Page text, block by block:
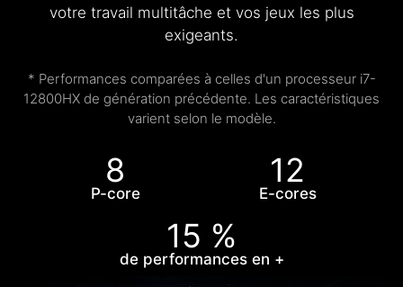
votre travail multitâche et vos jeux les plus
exigeants.
* Performances comparées à celles d'un processeur i7-
12800HX de génération précédente. Les caractéristiques
varient selon le modèle.
8
P-core
12
E-cores
15 %
de performances en +